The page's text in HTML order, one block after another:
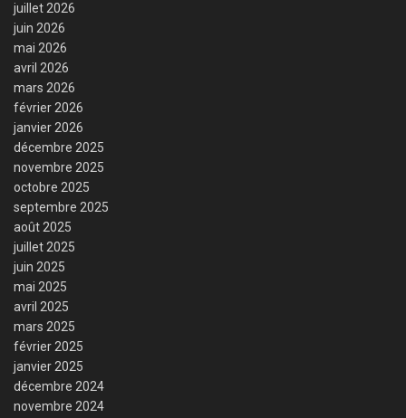
juillet 2026
juin 2026
mai 2026
avril 2026
mars 2026
février 2026
janvier 2026
décembre 2025
novembre 2025
octobre 2025
septembre 2025
août 2025
juillet 2025
juin 2025
mai 2025
avril 2025
mars 2025
février 2025
janvier 2025
décembre 2024
novembre 2024